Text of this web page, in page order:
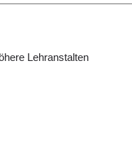
Lehranstalten